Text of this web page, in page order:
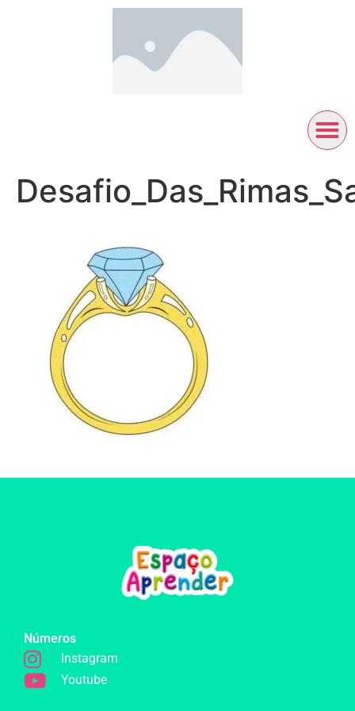
Números
Instagram
Youtube